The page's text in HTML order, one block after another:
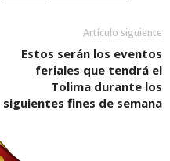
Artículo siguiente
Estos serán los eventos
feriales que tendrá el
Tolima durante los
siguientes fines de semana